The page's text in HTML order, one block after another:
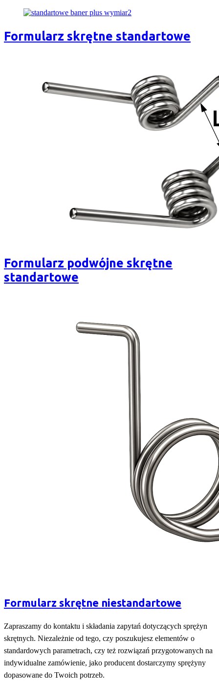
Formularz skrętne standartowe
Formularz podwójne skrętne
standartowe
Formularz skrętne niestandartowe
Zapraszamy do kontaktu i składania zapytań dotyczących sprężyn
skrętnych. Niezależnie od tego, czy poszukujesz elementów o
standardowych parametrach, czy też rozwiązań przygotowanych na
indywidualne zamówienie, jako producent dostarczymy sprężyny
dopasowane do Twoich potrzeb.